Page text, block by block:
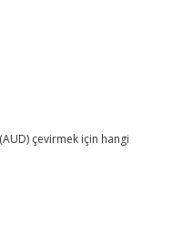
çevirmek için hangi